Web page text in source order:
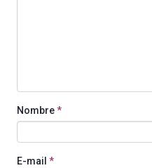
Nombre*
E-mail *